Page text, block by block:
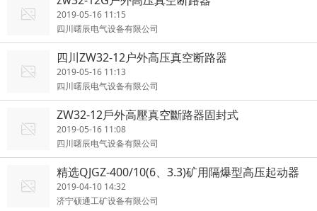
2019-05-16 11:15
四川曙辰电气设备有限公司
四川ZW32-12户外高压真空断路器
2019-05-16 11:13
四川曙辰电气设备有限公司
ZW32-12戶外高壓真空斷路器固封式
2019-05-16 11:08
四川曙辰电气设备有限公司
精选QJGZ-400/10(6、3.3)矿用隔爆型高压起动器
2019-04-10 14:32
济宁硕通工矿设备有限公司